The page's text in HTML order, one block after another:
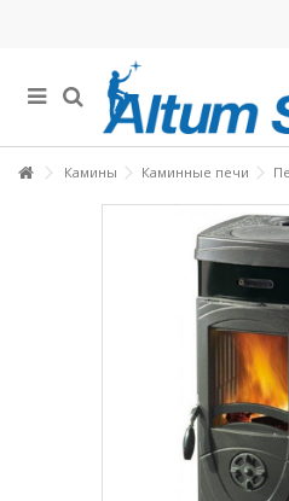
Камины Каминные печи